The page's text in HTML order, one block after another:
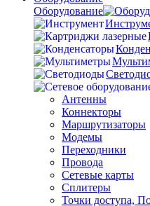
Оборудование
Антенны
Коннекторы
Маршрутизаторы
Модемы
Переходники
Провода
Сетевые карты
Сплитеры
Точки доступа,